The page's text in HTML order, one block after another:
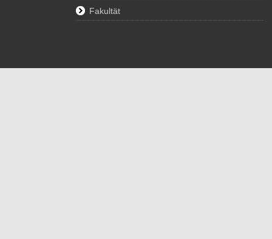
Fakultät